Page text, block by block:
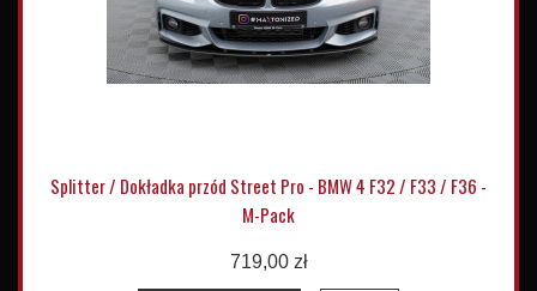
Splitter / Dokładka przód Street Pro - BMW 4 F32 / F33 / F36 -
M-Pack
719,00 zł